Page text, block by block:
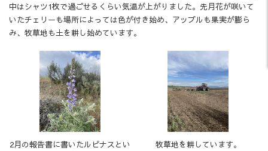
中はシャツ1枚で過ごせるくらい気温が上がりました。先月花が咲いて
いたチェリーも場所によっては色が付き始め、アップルも果実が膨ら
み、牧草地も土を耕し始めています。
2月の報告書に書いたルピナスとい
牧草地を耕しています。